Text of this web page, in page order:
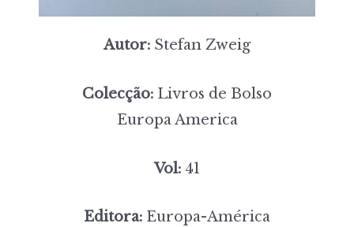
Autor: Stefan Zweig
Colecção: Livros de Bolso
Europa America
Vol: 41
Editora: Europa-América